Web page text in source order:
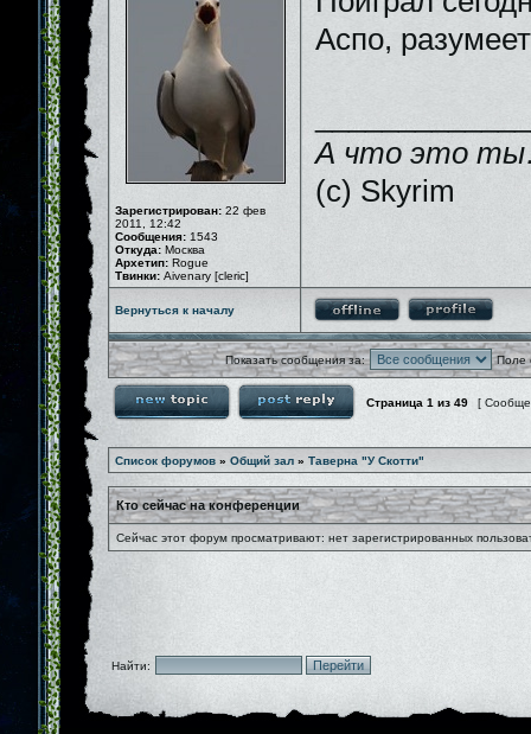
Зарегистрирован: 22 фев
2011, 12:42
Сообщения: 1543
Откуда: Москва
Архетип: Rogue
Твинки: Aivenary [cleric]
Аспо,
А что это
(c) Skyrim
Вернуться к началу
Показать сообщения за: Поле
Страница 1 из 49 [
Список форумов » Общий зал » Таверна "У Скотти"
Кто сейчас на конференции
Сейчас этот форум просматривают: нет зарегистрированных
Найти: